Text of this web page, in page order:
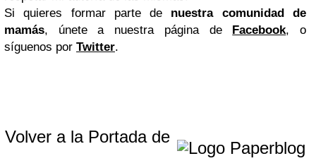
Si quieres formar parte de nuestra comunidad de
mamás, únete a nuestra página de Facebook, o
síguenos por Twitter.
Volver a la Portada de